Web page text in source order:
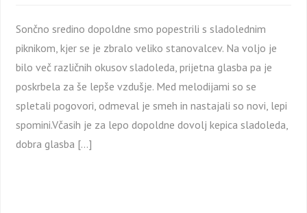
Sončno sredino dopoldne smo popestrili s sladolednim
piknikom, kjer se je zbralo veliko stanovalcev. Na voljo je
bilo več različnih okusov sladoleda, prijetna glasba pa je
poskrbela za še lepše vzdušje. Med melodijami so se
spletali pogovori, odmeval je smeh in nastajali so novi, lepi
spomini.Včasih je za lepo dopoldne dovolj kepica sladoleda,
dobra glasba […]